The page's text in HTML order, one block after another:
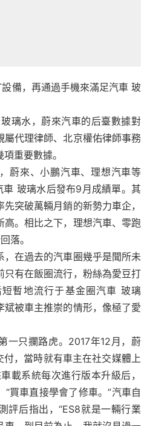
備，再通過手機來滿足汽車 玻
璃水，蔚來汽車的后臺數據對
屬代理律師、北京權佑律師事務
重要數據。
蔚來、小鵬汽車、理想汽車等
車 玻璃水后發布9月成績單。其
突破萬輛月銷的新勢力車企，
高。相比之下，理想汽車、零跑
落。
，在過去的汽車圈幾乎是聞所未
只有在飯圈流行，粉絲為愛豆打
暫地流行于基金圈汽車 玻璃
被車主推崇的情形，像極了愛
一只攔路虎。2017年12月，蔚
，當時就有車主在社交媒體上
載系統每次進行版本升級后，
買車直接學會了修車。”汽車自
評后指出，“ES8就是一輛行業